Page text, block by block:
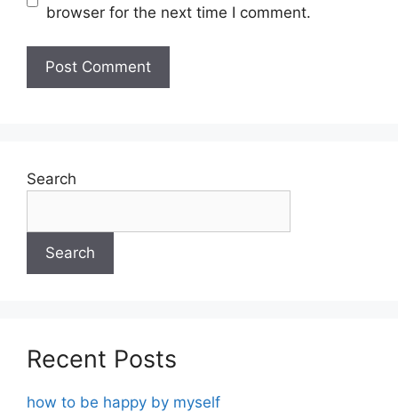
browser for the next time I comment.
Search
Search
Recent Posts
how to be happy by myself